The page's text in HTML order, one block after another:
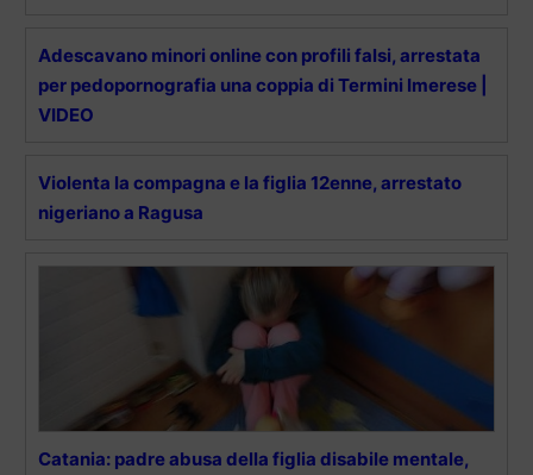
Adescavano minori online con profili falsi, arrestata
per pedopornografia una coppia di Termini Imerese |
VIDEO
Violenta la compagna e la figlia 12enne, arrestato
nigeriano a Ragusa
Catania: padre abusa della figlia disabile mentale,